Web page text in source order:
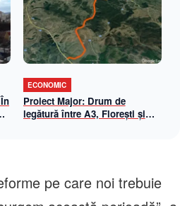
ECONOMIC
Proiect Major: Drum de
legătură între A3, Florești și
pe care noi trebuie